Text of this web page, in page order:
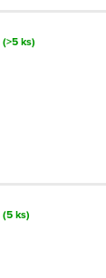
(>5 ks)
(5 ks)